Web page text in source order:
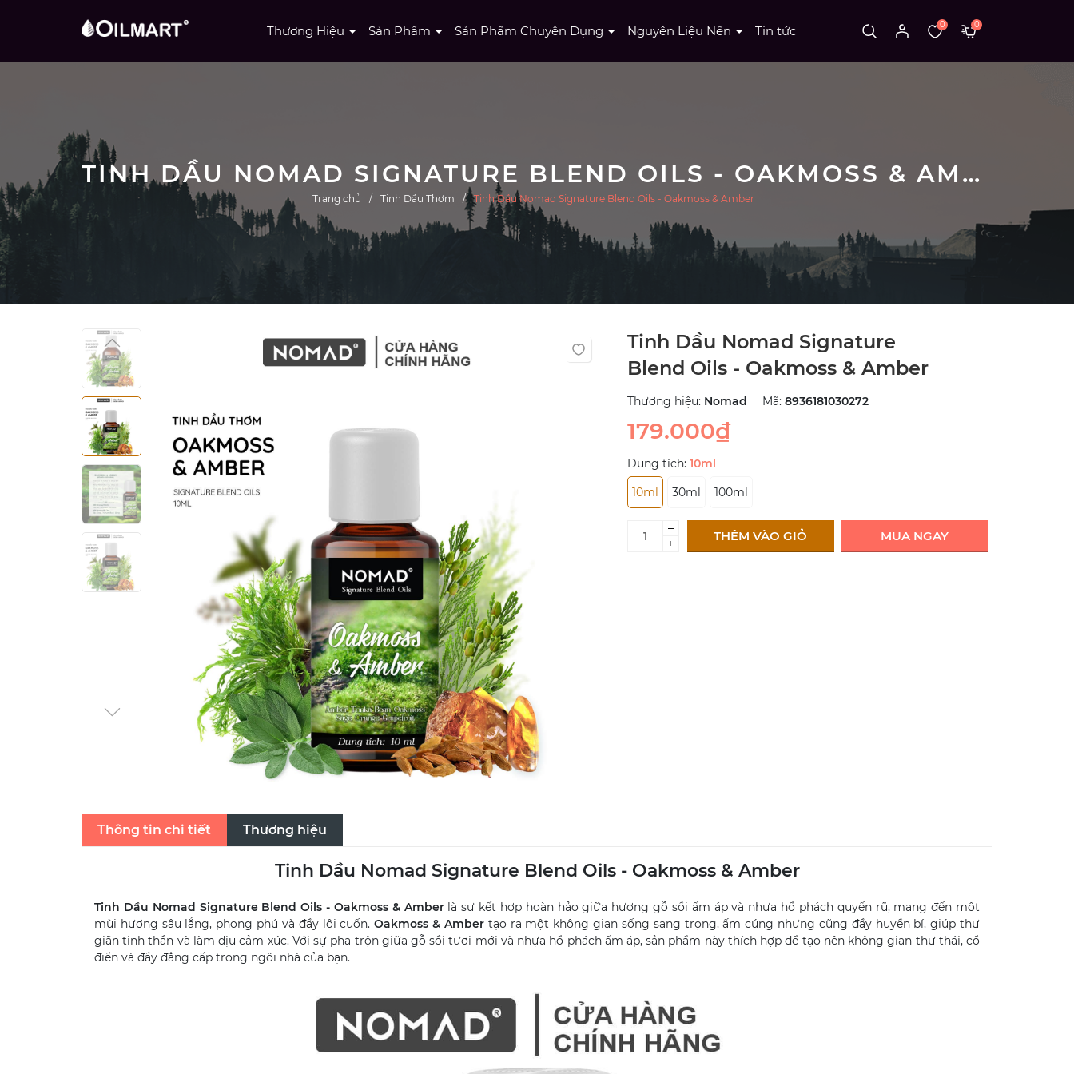
Thương Hiệu Sản Phẩm Sản Phẩm Chuyên Dụng Nguyên Liệu Nến Tin tức 0 0
TINH DẦU NOMAD SIGNATURE BLEND OILS - OAKMOSS & AMBER
Trang chủ Tinh Dầu Thơm Tinh Dầu Nomad Signature Blend Oils - Oakmoss & Amber
Tinh Dầu Nomad Signature
Blend Oils - Oakmoss & Amber
Thương hiệu: Nomad Mã: 8936181030272
179.000₫
Dung tích: 10ml
10ml
30ml 100ml
–
+
THÊM VÀO GIỎ MUA NGAY
Thông tin chi tiết Thương hiệu
Tinh Dầu Nomad Signature Blend Oils - Oakmoss & Amber
Tinh Dầu Nomad Signature Blend Oils - Oakmoss & Amberlà sự kết hợp hoàn hảo giữa hương gỗ sồi ấm áp và nhựa hổ phách quyến rũ, mang đến một
mùi hương sâu lắng, phong phú và đầy lôi cuốn.Oakmoss & Ambertạo ra một không gian sống sang trọng, ấm cúng nhưng cũng đầy huyền bí, giúp thư
giãn tinh thần và làm dịu cảm xúc. Với sự pha trộn giữa gỗ sồi tươi mới và nhựa hổ phách ấm áp, sản phẩm này thích hợp để tạo nên không gian thư thái, cổ
điển và đầy đẳng cấp trong ngôi nhà của bạn.